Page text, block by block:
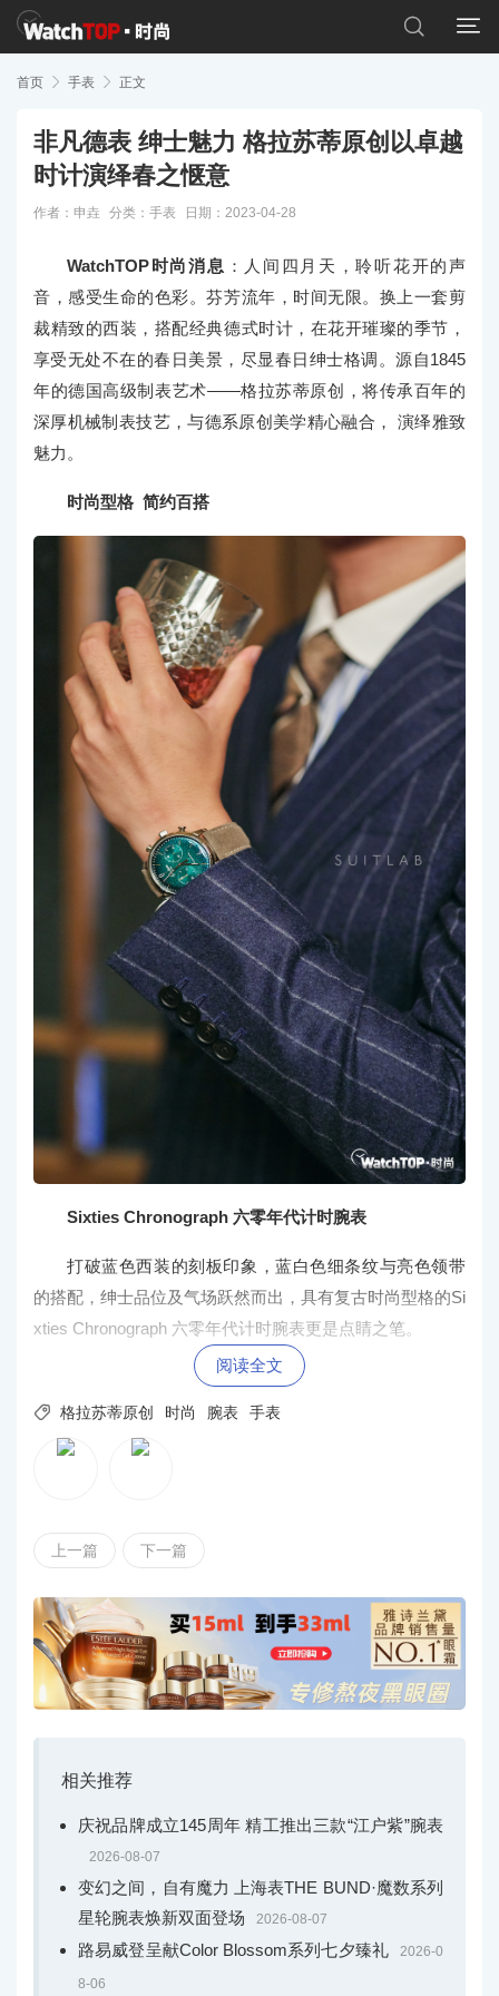


首页  手表  正文
非凡德表 绅士魅力 格拉苏蒂原创以卓越
时计演绎春之惬意
作者：申垚 分类： 手表 日期：2023-04-28
WatchTOP时尚消息 ：人间四月天，聆听花开的声
音，感受生命的色彩。芬芳流年，时间无限。换上一套剪
裁精致的西装，搭配经典德式时计，在花开璀璨的季节，
享受无处不在的春日美景，尽显春日绅士格调。源自1845
年的德国高级制表艺术——格拉苏蒂原创，将传承百年的
深厚机械制表技艺，与德系原创美学精心融合， 演绎雅致
魅力。
时尚型格 简约百搭
Sixties Chronograph 六零年代计时腕表
打破蓝色西装的刻板印象，蓝白色细条纹与亮色领带
的搭配，绅士品位及气场跃然而出，具有复古时尚型格的Si
xties Chronograph 六零年代计时腕表更是点睛之笔。
阅读全文
 格拉苏蒂原创 时尚 腕表 手表
上一篇 下一篇
相关推荐
庆祝品牌成立145周年 精工推出三款“江户紫”腕表
2026-08-07
变幻之间，自有魔力 上海表THE BUND·魔数系列
星轮腕表焕新双面登场
2026-08-07
路易威登呈献Color Blossom系列七夕臻礼 2026-0
8-06